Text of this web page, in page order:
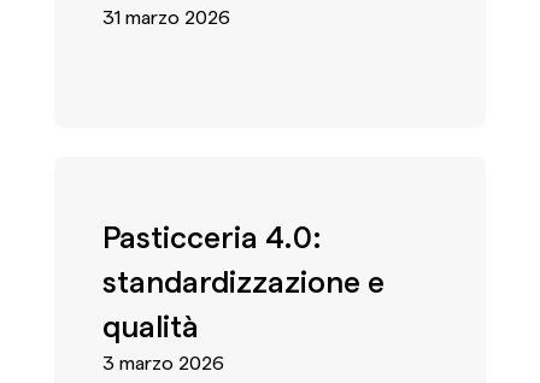
31 marzo 2026
Pasticceria 4.0:
standardizzazione e
qualità
3 marzo 2026